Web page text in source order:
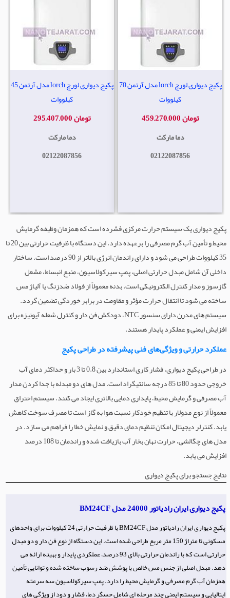
پکیج دیواری لورچ lorch مدل آرتمن 45
کیلووات
295,407,000 تومان
دما مارکت
02122087856
پکیج دیواری لورچ lorch مدل آرتمن 70
کیلووات
459,270,000 تومان
دما مارکت
02122087856
پکیج دیواری یک سیستم حرارت مرکزی فشرده است که همزمان وظیفه گرمایش
محیط و تأمین آب گرم مصرفی را برعهده دارد. این دستگاه با ظرفیت حرارتی بین 20 تا
35 کیلووات طراحی می شود و دارای راندمان انرژی بالاتر از 90 درصد است. ساختار
داخلی آن شامل مبدل حرارتی اصلی، پمپ سیرکولاسیون، منبع انبساط، مشعل
گازسوز و مدار کنترل الکترونیکی است. بدنه معمولاً از فولاد ضدزنگ یا آلیاژ مس
ساخته می شود تا انتقال حرارت مؤثر و مقاومت در برابر خوردگی تضمین گردد.
سیستم های مدرن دارای سنسور NTC، دودکش فن دار و کنترل شعله آیونیزه برای
افزایش ایمنی و عملکرد پایدار هستند.
عملکرد حرارتی و ویژگی‌های فنی پیشرفته در طراحی پکیج
در طراحی پکیج دیواری، فشار کاری استاندارد بین 0.8 تا 3 بار و حداکثر دمای آب
خروجی حدود 80 تا 85 درجه سانتیگراد است. مدل های دو مبدله با جدا کردن مدار
آب مصرفی و گرمایش محیط، پایداری دمایی بالاتری ایجاد می کنند. سیستم احتراق
معمولاً از نوع مدولار با تنظیم خودکار نسبت هوا به گاز است تا مصرف سوخت کاهش
یابد. کنترلر دیجیتال امکان تنظیم دمای دقیق و نمایش خطا را فراهم می سازد. در
مدل های چگالشی، حرارت نهان بخار آب بازیافت شده و راندمان تا 108 درصد
افزایش می یابد.
نتایج جستجو برای پکیج دیواری
پکیج دیواری ایران رادیاتور 24000 مدل BM24CF
پکیج دیواری ایران رادیاتور مدل BM24CF با ظرفیت حرارتی 24 کیلووات برای واحدهای
مسکونی تا متراژ 150 متر مربع طراحی شده است. این دستگاه از نوع فن دار و دو مبدل
حرارتی است که با راندمان حرارتی بالای 93 درصد، عملکردی پایدار و بهینه ارائه می
دهد. مبدل اصلی از جنس مس خالص با پوشش ضد رسوب ساخته شده و توانایی تأمین
همزمان آب گرم مصرفی و گرمایش محیط را دارد. پمپ سیرکولاسیون سه سرعته
ایتالیایی و سیستم ایمنی چند مرحله ای شامل حسگر دما، فشار و دود از ویژگی های